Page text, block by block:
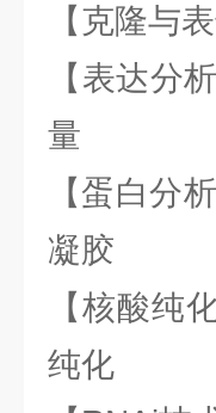
【克隆与
【表达分
量
【蛋白分
凝胶
【核酸纯
纯化